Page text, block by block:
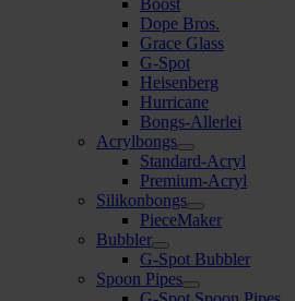
Dope Bros.
Grace Glass
G-Spot
Heisenberg
Hurricane
Bongs-Allerlei
Acrylbongs
Standard-Acryl
Premium-Acryl
Silikonbongs
PieceMaker
Bubbler
G-Spot Bubbler
Spoon Pipes